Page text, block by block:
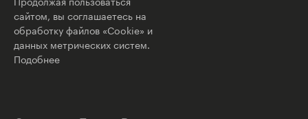
сайтом, вы соглашаетесь на
обработку файлов «Cookie» и
данных метрических систем.
Подобнее